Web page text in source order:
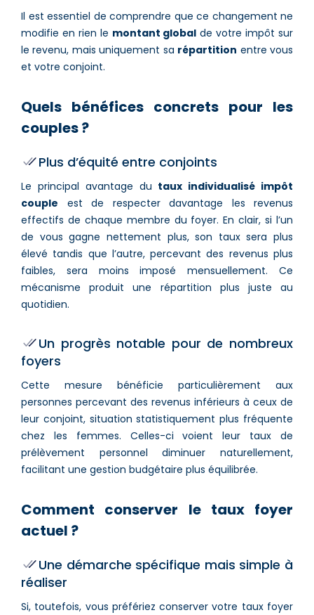
Il est essentiel de comprendre que ce changement ne
modifie en rien le montant global de votre impôt sur
le revenu, mais uniquement sa répartition entre vous
et votre conjoint.
Quels bénéfices concrets pour les
couples ?
Plus d’équité entre conjoints
Le principal avantage du taux individualisé impôt
couple est de respecter davantage les revenus
effectifs de chaque membre du foyer. En clair, si l’un
de vous gagne nettement plus, son taux sera plus
élevé tandis que l’autre, percevant des revenus plus
faibles, sera moins imposé mensuellement. Ce
mécanisme produit une répartition plus juste au
quotidien.
Un progrès notable pour de nombreux
foyers
Cette mesure bénéficie particulièrement aux
personnes percevant des revenus inférieurs à ceux de
leur conjoint, situation statistiquement plus fréquente
chez les femmes. Celles-ci voient leur taux de
prélèvement personnel diminuer naturellement,
facilitant une gestion budgétaire plus équilibrée.
Comment conserver le taux foyer
actuel ?
Une démarche spécifique mais simple à
réaliser
Si, toutefois, vous préfériez conserver votre taux foyer